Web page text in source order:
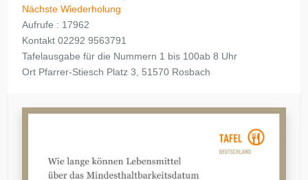
Nächste Wiederholung
Aufrufe : 17962
Kontakt 02292 9563791
Tafelausgabe für die Nummern 1 bis 100ab 8 Uhr
Ort Pfarrer-Stiesch Platz 3, 51570 Rosbach